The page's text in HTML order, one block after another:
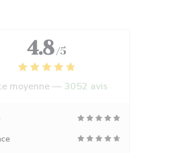
4.8 /5
moyenne — 3052 avis